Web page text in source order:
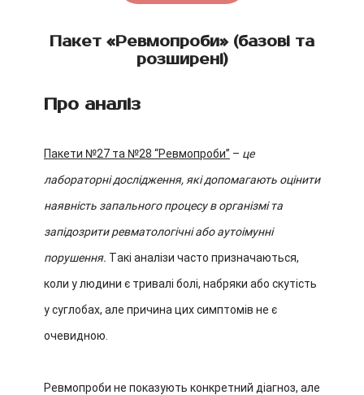
Пакет «Ревмопроби» (базові та
розширені)
Про аналіз
Пакети №27 та №28 “Ревмопроби” – це
лабораторні дослідження, які допомагають оцінити
наявність запального процесу в організмі та
запідозрити ревматологічні або аутоімунні
порушення. Такі аналізи часто призначаються,
коли у людини є тривалі болі, набряки або скутість
у суглобах, але причина цих симптомів не є
очевидною.
Ревмопроби не показують конкретний діагноз, але